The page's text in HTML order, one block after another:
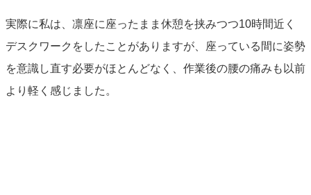
実際に私は、凛座に座ったまま休憩を挟みつつ10時間近く
デスクワークをしたことがありますが、座っている間に姿勢
を意識し直す必要がほとんどなく、作業後の腰の痛みも以前
より軽く感じました。